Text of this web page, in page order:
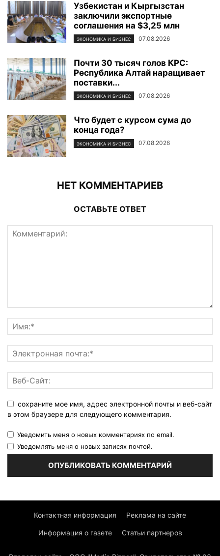
Узбекистан и Кыргызстан
заключили экспортные
соглашения на $3,25 млн
ЭКОНОМИКА И БИЗНЕС 07.08.2026
Почти 30 тысяч голов КРС:
Республика Алтай наращивает
поставки...
ЭКОНОМИКА И БИЗНЕС 07.08.2026
Что будет с курсом сума до
конца года?
ЭКОНОМИКА И БИЗНЕС 07.08.2026
НЕТ КОММЕНТАРИЕВ
ОСТАВЬТЕ ОТВЕТ
сохраните мое имя, адрес электронной почты и веб-сайт
в этом браузере для следующего комментария.
Уведомить меня о новых комментариях по email.
Уведомлять меня о новых записях почтой.
Контактная информация Реклама на сайте
Информация о газете Статьи партнеров